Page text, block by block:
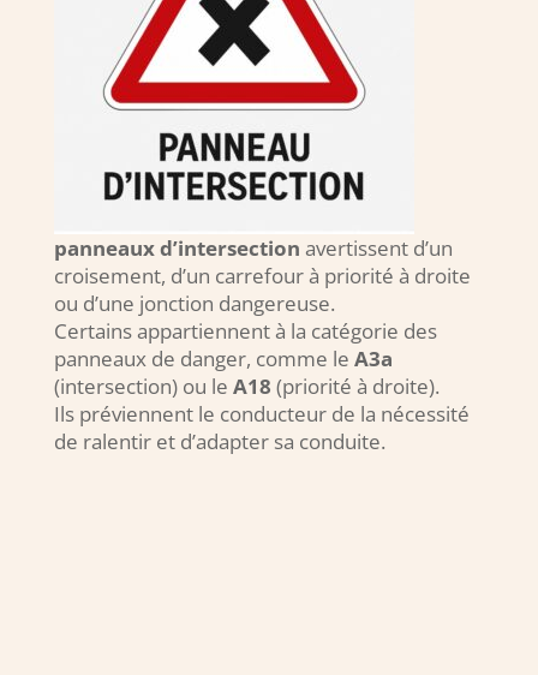
panneaux d’intersection avertissent d’un
croisement, d’un carrefour à priorité à droite
ou d’une jonction dangereuse.
Certains appartiennent à la catégorie des
panneaux de danger, comme le A3a
(intersection) ou le A18 (priorité à droite).
Ils préviennent le conducteur de la nécessité
de ralentir et d’adapter sa conduite.